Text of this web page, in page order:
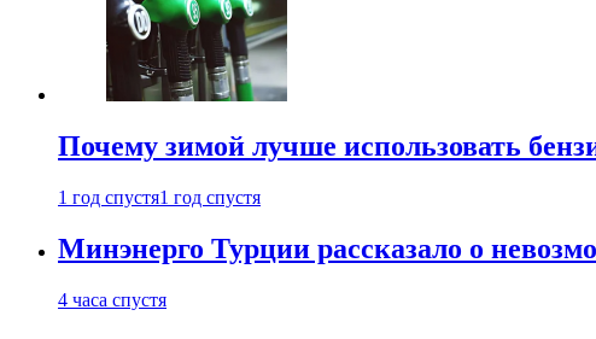
Почему зимой лучше использовать
1 год спустя1 год спустя
Минэнерго Турции рассказало о
4 часа спустя